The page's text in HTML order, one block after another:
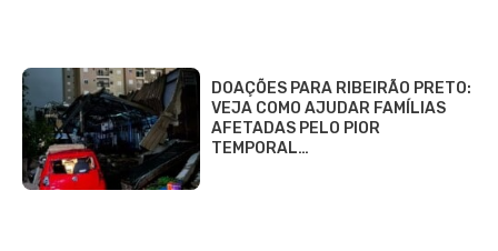
DOAÇÕES PARA RIBEIRÃO PRETO:
VEJA COMO AJUDAR FAMÍLIAS
AFETADAS PELO PIOR
TEMPORAL…